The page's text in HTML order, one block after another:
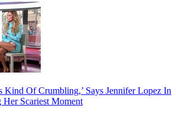
Kind Of Crumbling,’ Says Jennifer Lopez In
Scariest Moment